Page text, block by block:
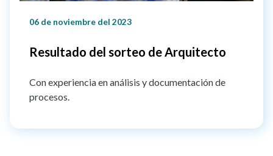
06 de noviembre del 2023
Resultado del sorteo de Arquitecto
Con experiencia en análisis y documentación de
procesos.